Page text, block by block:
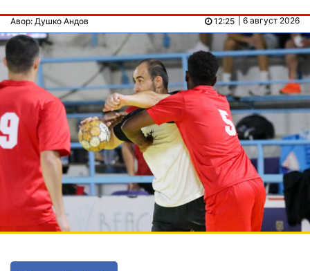
Авор: Душко Андов | 6 август 2026
12:25